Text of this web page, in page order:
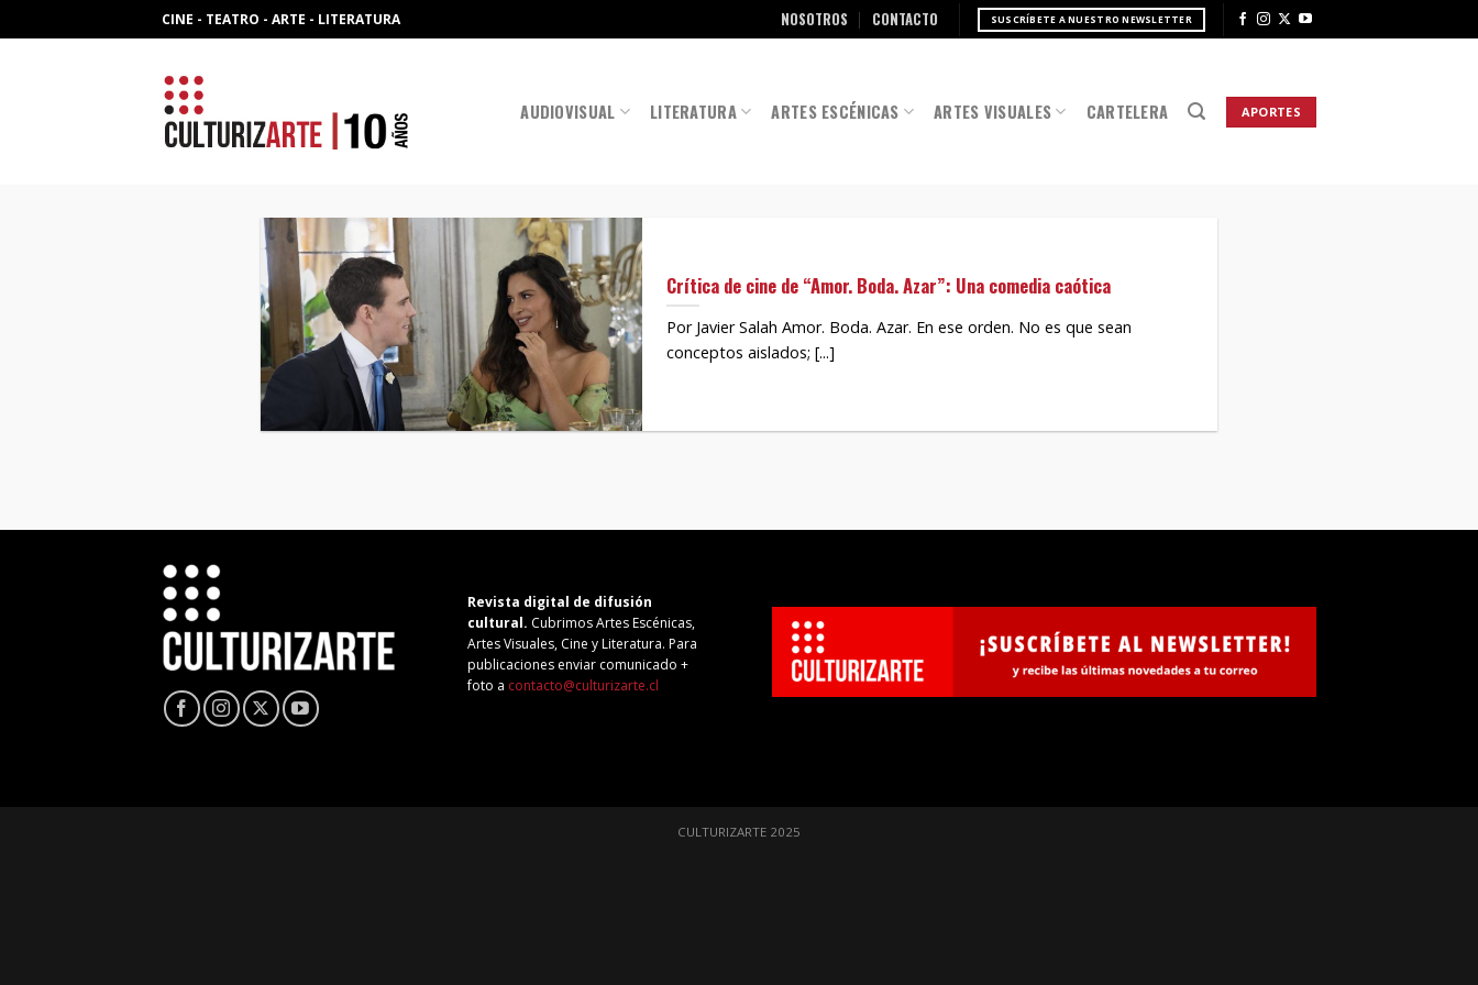
to
CINE - TEATRO - ARTE - LITERATURA NOSOTROS CONTACTO SUSCRÍBETE A NUESTRO NEWSLETTER
AUDIOVISUAL LITERATURA ARTES ESCÉNICAS ARTES VISUALES CARTELERA APORTES
Crítica de cine de “Amor. Boda. Azar”: Una comedia caótica
Por Javier Salah Amor. Boda. Azar. En ese orden. No es que sean
conceptos aislados; [...]
Revista digital de difusión
cultural. Cubrimos Artes Escénicas,
Artes Visuales, Cine y Literatura. Para
publicaciones enviar comunicado +
foto a contacto@culturizarte.cl
CULTURIZARTE 2025